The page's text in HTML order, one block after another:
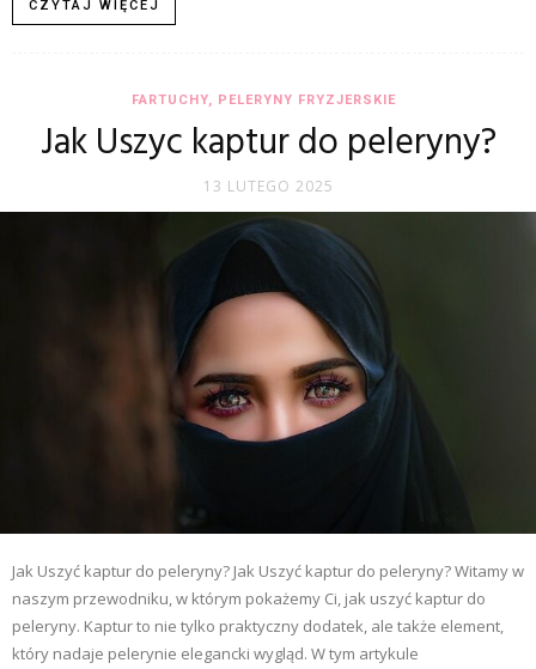
CZYTAJ WIĘCEJ
FARTUCHY, PELERYNY FRYZJERSKIE
Jak Uszyc kaptur do peleryny?
13 LUTEGO 2025
Jak Uszyć kaptur do peleryny? Jak Uszyć kaptur do peleryny? Witamy w
naszym przewodniku, w którym pokażemy Ci, jak uszyć kaptur do
peleryny. Kaptur to nie tylko praktyczny dodatek, ale także element,
który nadaje pelerynie elegancki wygląd. W tym artykule